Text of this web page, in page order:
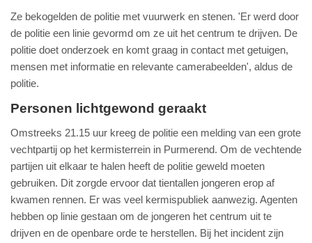
Ze bekogelden de politie met vuurwerk en stenen. 'Er werd door
de politie een linie gevormd om ze uit het centrum te drijven. De
politie doet onderzoek en komt graag in contact met getuigen,
mensen met informatie en relevante camerabeelden', aldus de
politie.
Personen lichtgewond geraakt
Omstreeks 21.15 uur kreeg de politie een melding van een grote
vechtpartij op het kermisterrein in Purmerend. Om de vechtende
partijen uit elkaar te halen heeft de politie geweld moeten
gebruiken. Dit zorgde ervoor dat tientallen jongeren erop af
kwamen rennen. Er was veel kermispubliek aanwezig. Agenten
hebben op linie gestaan om de jongeren het centrum uit te
drijven en de openbare orde te herstellen. Bij het incident zijn